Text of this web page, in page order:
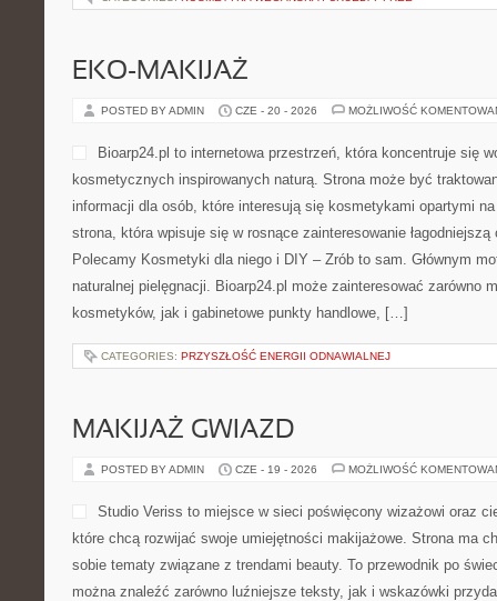
EKO-MAKIJAŻ
POSTED BY ADMIN CZE - 20 - 2026 MOŻLIWOŚĆ
Bioarp24.pl to internetowa przestrzeń, która koncentruje się
kosmetycznych inspirowanych naturą. Strona może być
informacji dla osób, które interesują się kosmetykami opartymi
strona, która wpisuje się w rosnące zainteresowanie
Polecamy Kosmetyki dla niego i DIY – Zrób to sam. Głównym
naturalnej pielęgnacji. Bioarp24.pl może zainteresować zarówno
kosmetyków, jak i gabinetowe punkty handlowe, […]
CATEGORIES: PRZYSZŁOŚĆ ENERGII ODNAWIALNEJ
MAKIJAŻ GWIAZD
POSTED BY ADMIN CZE - 19 - 2026 MOŻLIWOŚĆ
Studio Veriss to miejsce w sieci poświęcony wizażowi oraz
które chcą rozwijać swoje umiejętności makijażowe. Strona ma
sobie tematy związane z trendami beauty. To przewodnik po
można znaleźć zarówno luźniejsze teksty, jak i wskazówki